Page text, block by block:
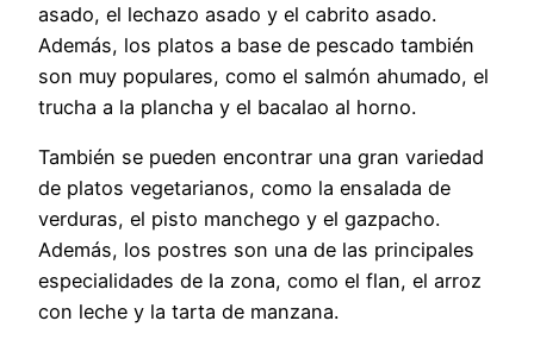
asado, el lechazo asado y el cabrito asado.
Además, los platos a base de pescado también
son muy populares, como el salmón ahumado, el
trucha a la plancha y el bacalao al horno.
También se pueden encontrar una gran variedad
de platos vegetarianos, como la ensalada de
verduras, el pisto manchego y el gazpacho.
Además, los postres son una de las principales
especialidades de la zona, como el flan, el arroz
con leche y la tarta de manzana.